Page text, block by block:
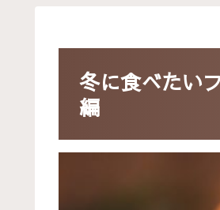
冬に食べたい
編